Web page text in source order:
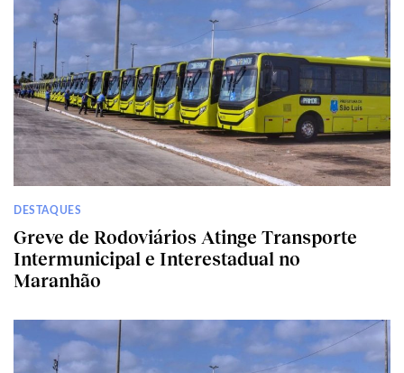
DESTAQUES
Greve de Rodoviários Atinge Transporte
Intermunicipal e Interestadual no
Maranhão